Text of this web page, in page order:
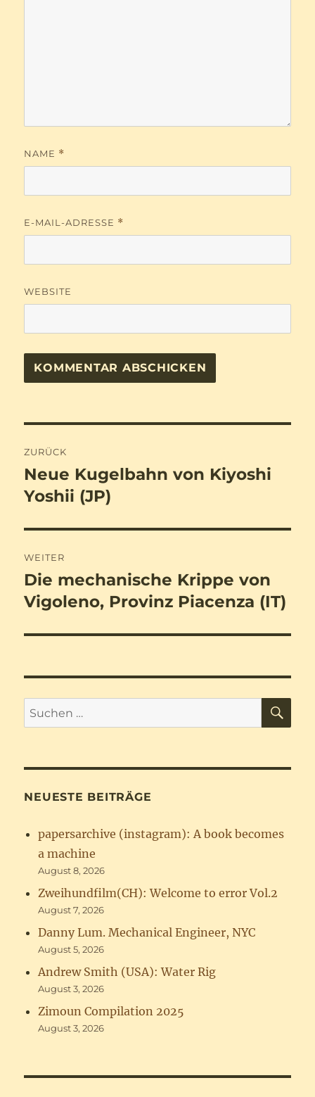
NAME *
E-MAIL-ADRESSE *
WEBSITE
ZURÜCK
Vorheriger
Beitrag:
Neue Kugelbahn von Kiyoshi
Yoshii (JP)
WEITER
Nächster
Beitrag:
Die mechanische Krippe von
Vigoleno, Provinz Piacenza (IT)
Suchen
nach:
NEUESTE BEITRÄGE
papersarchive (instagram): A book becomes
a machine
August 8, 2026
Zweihundfilm(CH): Welcome to error Vol.2
August 7, 2026
Danny Lum. Mechanical Engineer, NYC
August 5, 2026
Andrew Smith (USA): Water Rig
August 3, 2026
Zimoun Compilation 2025
August 3, 2026